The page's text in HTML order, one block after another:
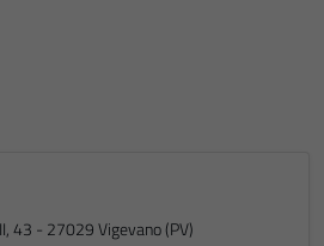
43 - 27029 Vigevano (PV)